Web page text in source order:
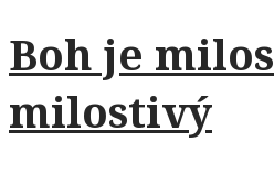
Boh je
milostivý